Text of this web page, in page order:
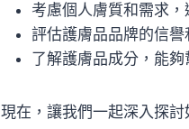
考慮個人膚質和需求，
評估護膚品品牌的信
了解護膚品成分，能夠
現在，讓我們一起深入探討